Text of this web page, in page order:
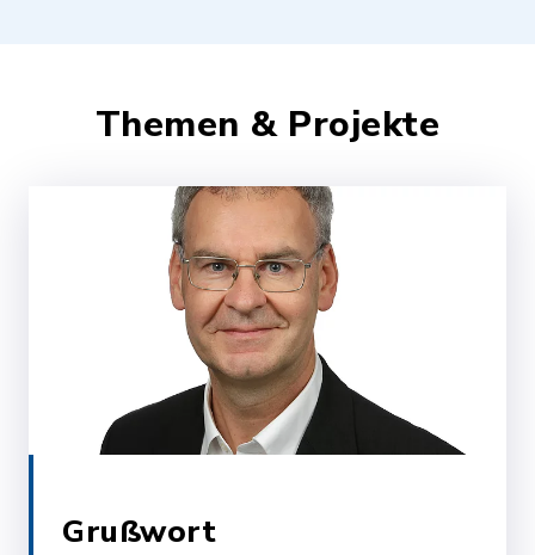
Themen & Projekte
Grußwort